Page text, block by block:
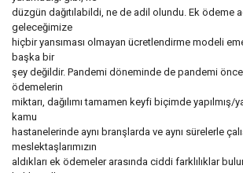
düzgün dağıtılabildi, ne de adil olundu. Ek ödeme
geleceğimize
hiçbir yansıması olmayan ücretlendirme modeli
başka bir
şey değildir. Pandemi döneminde de pandemi
ödemelerin
miktarı, dağılımı tamamen keyfi biçimde yapılmış/
kamu
hastanelerinde aynı branşlarda ve aynı sürelerle
meslektaşlarımızın
aldıkları ek ödemeler arasında ciddi farklılıklar